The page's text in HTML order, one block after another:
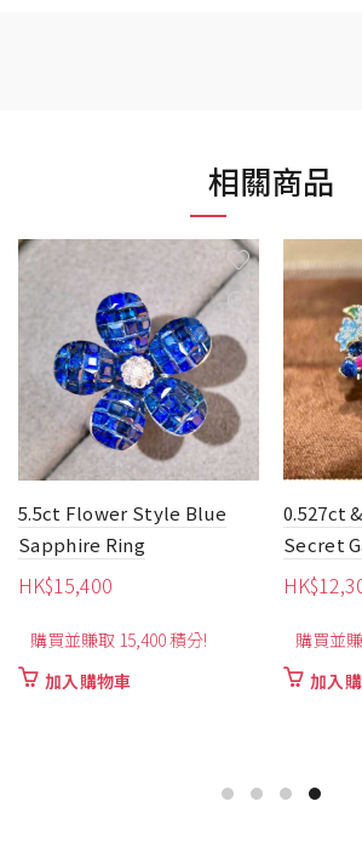
相關商品
5.5ct Flower Style Blue
Sapphire Ring
HK$15,400
購買並賺取 15,400 積分!
加入購物車
0.527ct
Secret
HK$
購買並
加入